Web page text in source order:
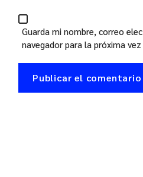
Guarda mi nombre, correo
navegador para la próxima